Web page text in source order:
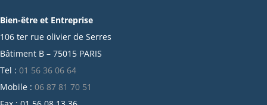
juillet 2021
juin 2021
mai 2021
avril 2021
mars 2021
Bien-être et Entreprise
106 ter rue olivier de Serres
Bâtiment B – 75015 PARIS
Tel : 01 56 36 06 64
Mobile : 06 87 81 70 51